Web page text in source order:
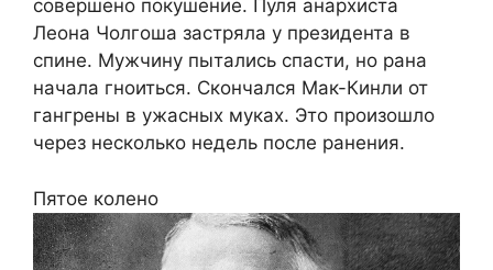
совершено покушение. Пуля анархиста
Леона Чолгоша застряла у президента в
спине. Мужчину пытались спасти, но рана
начала гноиться. Скончался Мак-Кинли от
гангрены в ужасных муках. Это произошло
через несколько недель после ранения.
Пятое колено